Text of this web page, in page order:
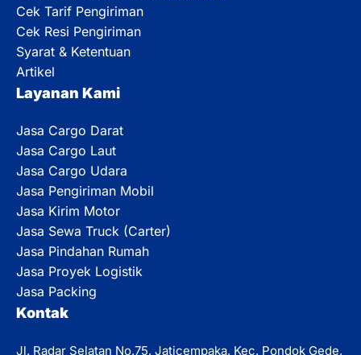
Cek Tarif Pengiriman
Cek Resi Pengiriman
Syarat & Ketentuan
Artikel
Layanan Kami
Jasa Cargo Darat
Jasa Cargo Laut
Jasa Cargo Udara
Jasa Pengiriman Mobil
Jasa Kirim Motor
Jasa Sewa Truck (Carter)
Jasa Pindahan Rumah
Jasa Proyek Logistik
Jasa Packing
Kontak
Jl. Radar Selatan No.75, Jaticempaka, Kec. Pondok Gede,